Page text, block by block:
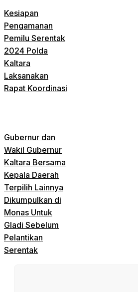
Kesiapan
Pengamanan
Pemilu Serentak
2024 Polda
Kaltara
Laksanakan
Rapat Koordinasi
Gubernur dan
Wakil Gubernur
Kaltara Bersama
Kepala Daerah
Terpilih Lainnya
Dikumpulkan di
Monas Untuk
Gladi Sebelum
Pelantikan
Serentak